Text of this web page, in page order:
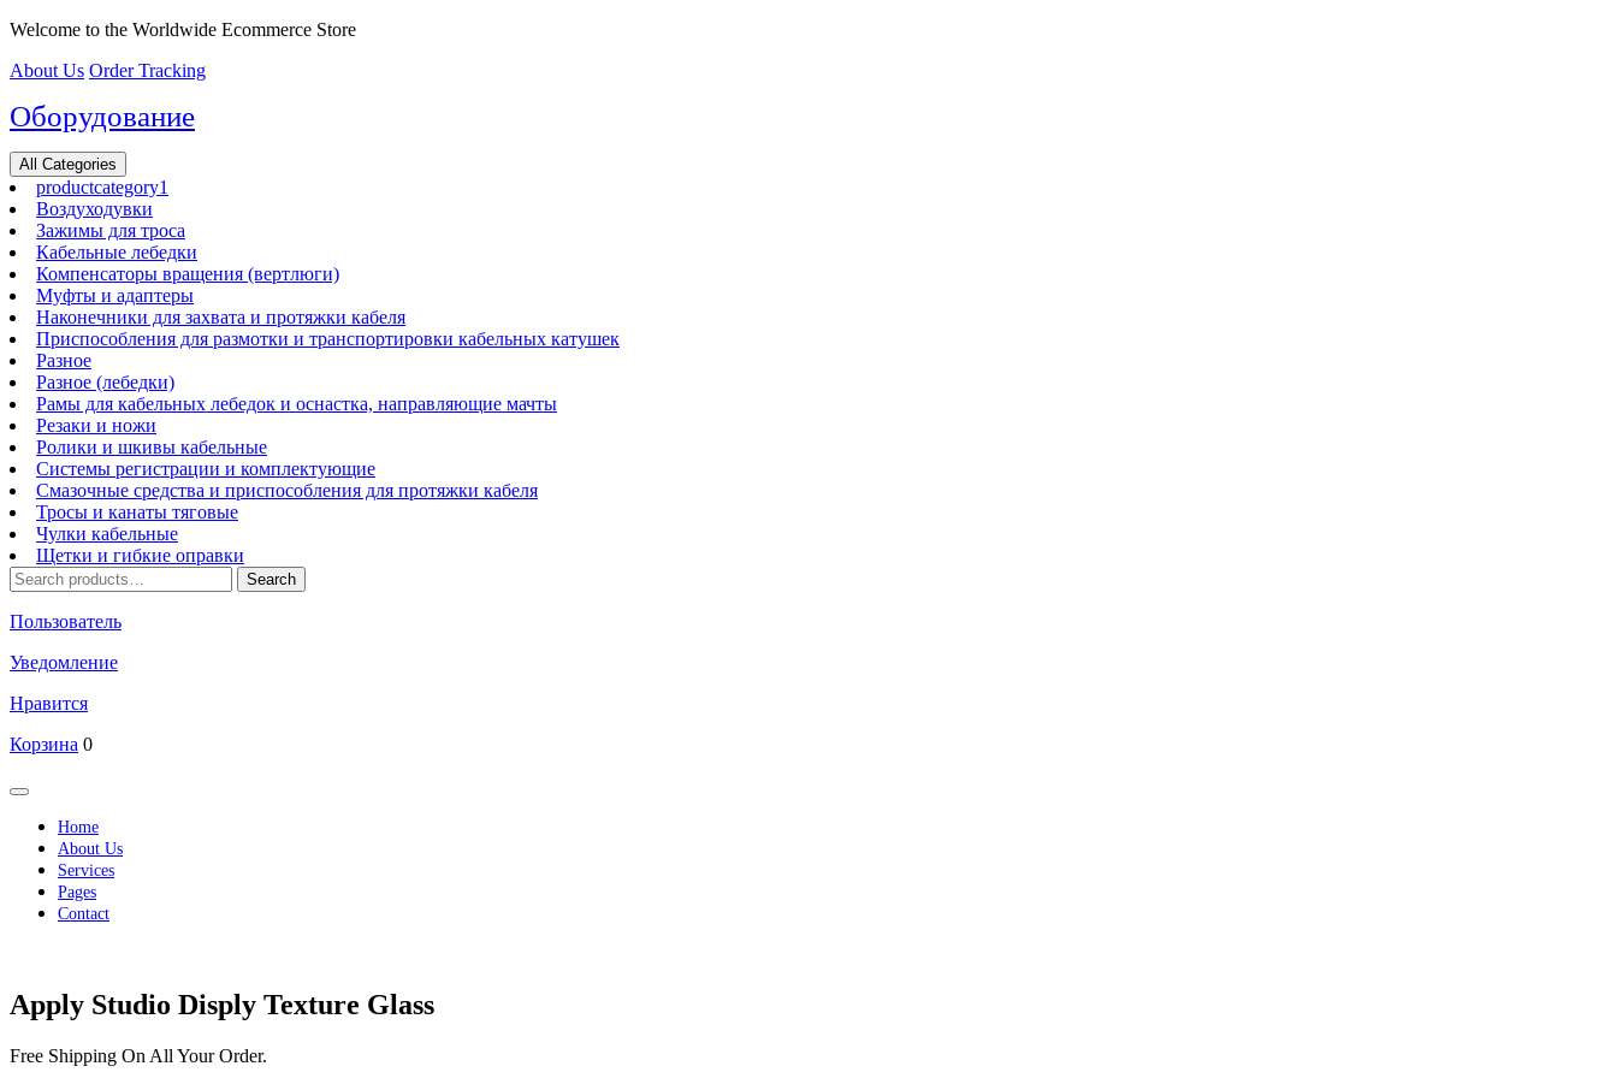
Перейти
содержимому
Welcome to the Worldwide Ecommerce Store
About Us Order Tracking
Оборудование
All Categories
productcategory1
Воздуходувки
Зажимы для троса
Кабельные лебедки
Компенсаторы вращения (вертлюги)
Муфты и адаптеры
Наконечники для захвата и протяжки кабеля
Приспособления для размотки и транспортировки кабельных катушек
Разное
Разное (лебедки)
Рамы для кабельных лебедок и оснастка, направляющие мачты
Резаки и ножи
Ролики и шкивы кабельные
Системы регистрации и комплектующие
Смазочные средства и приспособления для протяжки кабеля
Тросы и канаты тяговые
Чулки кабельные
Щетки и гибкие оправки
Search
for:
Search
Пользователь
Уведомление
Нравится
Корзина 0
Кнопка
Открыть
Home
About Us
Services
Pages
Contact
Apply Studio Disply Texture Glass
Free Shipping On All Your Order.